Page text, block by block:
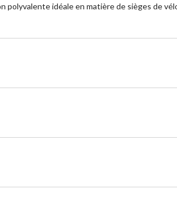
idéale en matière de sièges de